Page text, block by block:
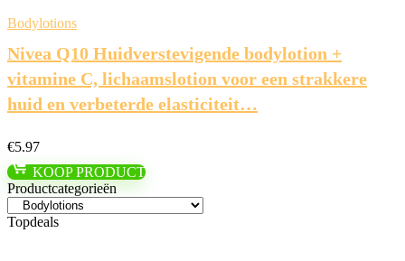
Bodylotions
Nivea Q10 Huidverstevigende bodylotion +
vitamine C, lichaamslotion voor een strakkere
huid en verbeterde elasticiteit…
€5.97
KOOP PRODUCT
Productcategorieën
Topdeals